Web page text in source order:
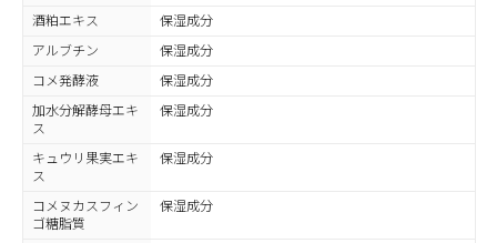
酒粕エキス
保湿成分
アルブチン
保湿成分
コメ発酵液
保湿成分
加水分解酵母エキ
ス
保湿成分
キュウリ果実エキ
ス
保湿成分
コメヌカスフィン
ゴ糖脂質
保湿成分